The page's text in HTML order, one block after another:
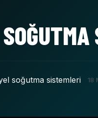
soğutma sistemleri 18